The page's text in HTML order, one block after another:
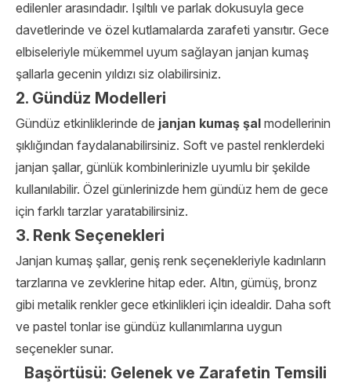
edilenler arasındadır. Işıltılı ve parlak dokusuyla gece
davetlerinde ve özel kutlamalarda zarafeti yansıtır. Gece
elbiseleriyle mükemmel uyum sağlayan janjan kumaş
şallarla gecenin yıldızı siz olabilirsiniz.
2. Gündüz Modelleri
Gündüz etkinliklerinde de janjan kumaş şal modellerinin
şıklığından faydalanabilirsiniz. Soft ve pastel renklerdeki
janjan şallar, günlük kombinlerinizle uyumlu bir şekilde
kullanılabilir. Özel günlerinizde hem gündüz hem de gece
için farklı tarzlar yaratabilirsiniz.
3. Renk Seçenekleri
Janjan kumaş şallar, geniş renk seçenekleriyle kadınların
tarzlarına ve zevklerine hitap eder. Altın, gümüş, bronz
gibi metalik renkler gece etkinlikleri için idealdir. Daha soft
ve pastel tonlar ise gündüz kullanımlarına uygun
seçenekler sunar.
Başörtüsü: Gelenek ve Zarafetin Temsili